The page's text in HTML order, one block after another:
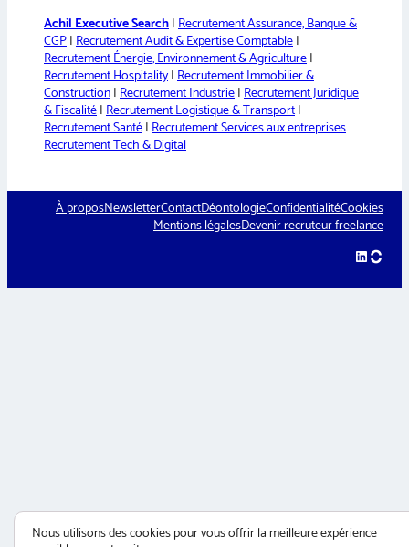
Achil Executive Search|Recrutement Assurance, Banque &
CGP|Recrutement Audit & Expertise Comptable|
Recrutement Énergie, Environnement & Agriculture|
Recrutement Hospitality|Recrutement Immobilier &
Construction|Recrutement Industrie|Recrutement Juridique
& Fiscalité|Recrutement Logistique & Transport|
Recrutement Santé|Recrutement Services aux entreprises
Recrutement Tech & Digital
À proposNewsletterContactDéontologieConfidentialitéCookies
Mentions légalesDevenir recruteur freelance
LinkedIn
Nous utilisons des cookies pour vous offrir la meilleure expérience